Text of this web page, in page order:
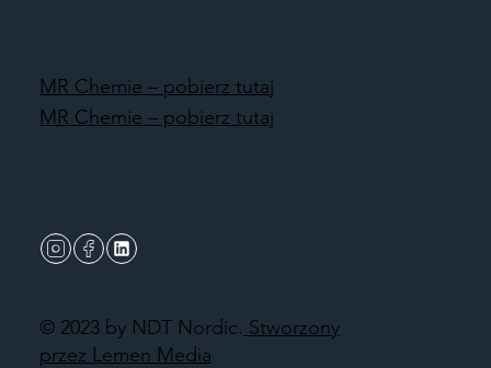
© 2023 by NDT Nordic. Stworzony
przez Lemen Media
MR Chemie – pobierz tutaj
MR Chemie – pobierz tutaj